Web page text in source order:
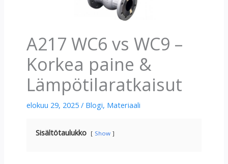
A217 WC6 vs WC9 –
Korkea paine &
Lämpötilaratkaisut
elokuu 29, 2025 / Blogi, Materiaali
Sisältötaulukko Show